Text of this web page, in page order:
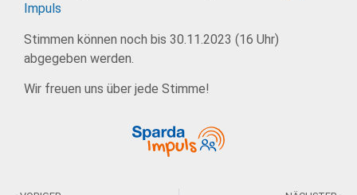
Impuls
Stimmen können noch bis 30.11.2023 (16 Uhr)
abgegeben werden.
Wir freuen uns über jede Stimme!